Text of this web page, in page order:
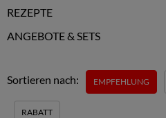
REZEPTE
Schopska-Salat
Schäfersalat Ovcharska
Joghurtsuppe
Erdbeer Limetten Joghurt
ANGEBOTE & SETS
Gourmet Specials
Gourmet Probiersets
Sortieren nach: EMPFEHLUNG
RABATT